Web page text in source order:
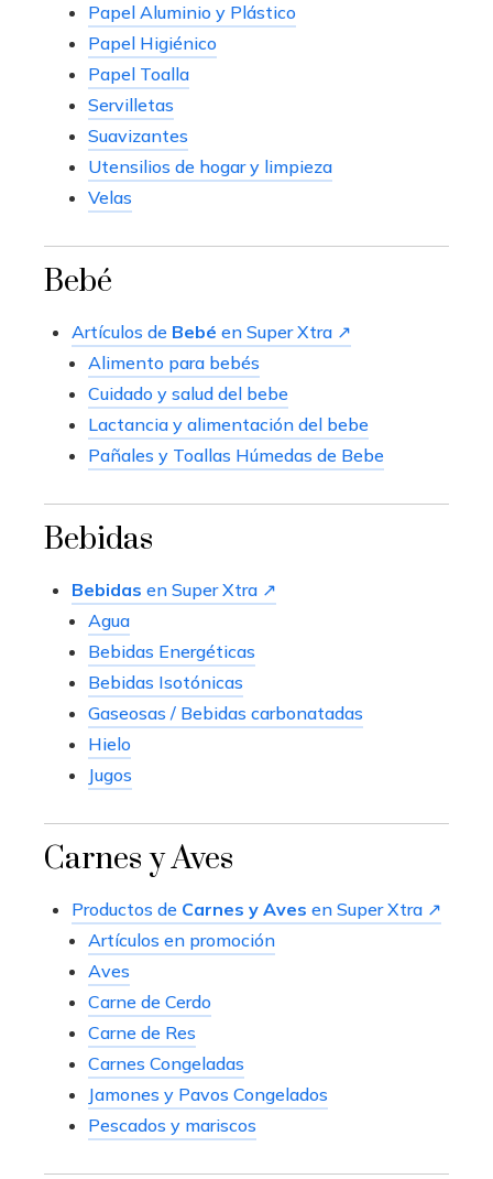
Papel Aluminio y Plástico
Papel Higiénico
Papel Toalla
Servilletas
Suavizantes
Utensilios de hogar y limpieza
Velas
Bebé
Artículos de Bebé en Super Xtra ↗
Alimento para bebés
Cuidado y salud del bebe
Lactancia y alimentación del bebe
Pañales y Toallas Húmedas de Bebe
Bebidas
Bebidas en Super Xtra ↗
Agua
Bebidas Energéticas
Bebidas Isotónicas
Gaseosas / Bebidas carbonatadas
Hielo
Jugos
Carnes y Aves
Productos de Carnes y Aves en Super Xtra ↗
Artículos en promoción
Aves
Carne de Cerdo
Carne de Res
Carnes Congeladas
Jamones y Pavos Congelados
Pescados y mariscos